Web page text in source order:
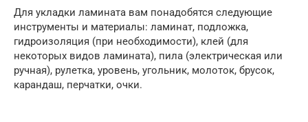
Для укладки ламината вам понадобятся следующие
инструменты и материалы: ламинат, подложка,
гидроизоляция (при необходимости), клей (для
некоторых видов ламината), пила (электрическая или
ручная), рулетка, уровень, угольник, молоток, брусок,
карандаш, перчатки, очки.